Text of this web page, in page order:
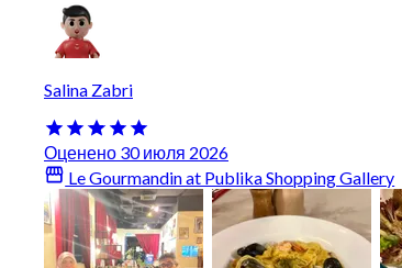
Salina Zabri
Оценено 30 июля 2026
Le Gourmandin at Publika Shopping Gallery